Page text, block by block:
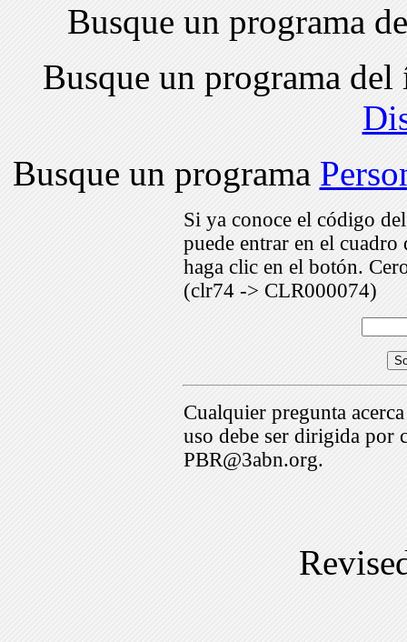
Busque un programa
Busque un programa
Busque un programa
Si ya conoce el código
puede entrar en el
haga clic en el botón.
(clr74 -> CLR000074)
Cualquier pregunta
uso debe ser dirigida por
PBR@3abn.org.